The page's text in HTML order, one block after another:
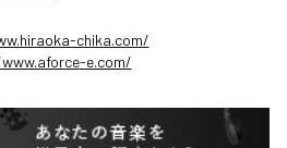
chika.com/
e.com/